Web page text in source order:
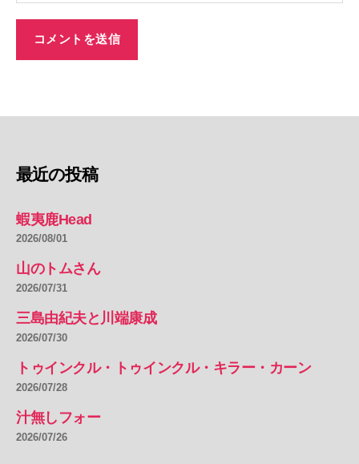
最近の投稿
蝦夷鹿Head
2026/08/01
山のトムさん
2026/07/31
三島由紀夫と川端康成
2026/07/30
トゥインクル・トゥインクル・キラー・カーン
2026/07/28
汁無しフォー
2026/07/26